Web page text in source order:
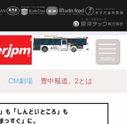
CM劇場 豊中報道。2とは
menu